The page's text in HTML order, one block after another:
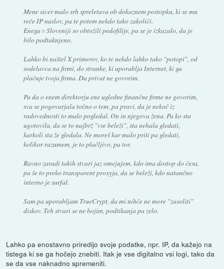
Mene sicer malo srh spreletava ob dokaznem postopku, ki se mu
reče IP naslov, pa te potem nekdo tako zakoliči.
Enega v Sloveniji so obtožili pedofilije, pa se je izkazalo, da je
bilo podtaknjeno.
Lahko bi naštel X primerov, ko te nekdo lahko tako "potopi", od
sodelavca na firmi, do stranke, ki uporablja Internet, ki ga
plačuje tvoja firma. Da privat ne govorim.
Pa da o enem direktorju ene ugledne finančne firme ne govorim,
sva se pogovarjala točno o tem, pa pravi, da je nekoč iz
radovednosti to malo pogledal. On in njegova žena. Pa ko sta
ugotovila, da se to najbrž "vse beleži", sta nehala gledati,
karkoli sta že gledala. Ne moreš kar malo priti pa gledati,
kolikor razumem, je to plačljivo, pa tor.
Ravno zaradi takih stvari jaz omejujem, kdo ima dostop do česa,
pa še to preko transparent proxyja, da se beleži, kdo natančno
interno je surfal.
Sam pa uporabljam TrueCrypt, da mi nihče ne more "zasoliti"
diskov. Teh stvari se ne bojim, podtikanja pa zelo.
Lahko pa enostavno priredijo svoje podatke, npr. IP, da kažejo na
tistega ki se ga hočejo znebiti. Itak je vse digitalno vsi logi, tako da
se da vse naknadno spremeniti.